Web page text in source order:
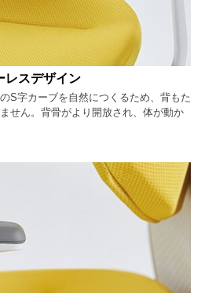
レスデザイン
S字カーブを自然につくるため、背もた
せん。背骨がより開放され、体が動か